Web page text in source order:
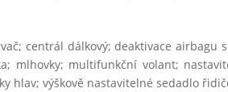
centrál dálkový; deaktivace
mlhovky; multifunkční volant;
hlav; výškově nastavitelné sedadlo